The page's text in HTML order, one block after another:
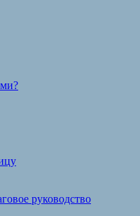
руководство